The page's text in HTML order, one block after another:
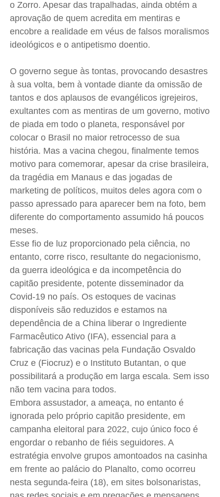
Wanda Sily
Anuncie
Expediente
Contato
Anuncie
Termos de Uso
Privacidade
Wanda Sily
Anuncie
Expediente
Contato
Anuncie
Termos de Uso
Privacidade
Wanda Sily
Anuncie
Expediente
Contato
Anuncie
Termos de Uso
Privacidade
Wanda Sily
Anuncie
Expediente
Contato
Anuncie
Termos de Uso
Privacidade
o Zorro. Apesar das trapalhadas, ainda obtém a
aprovação de quem acredita em mentiras e
encobre a realidade em véus de falsos moralismos
ideológicos e o antipetismo doentio.
O governo segue às tontas, provocando desastres
à sua volta, bem à vontade diante da omissão de
tantos e dos aplausos de evangélicos igrejeiros,
exultantes com as mentiras de um governo, motivo
de piada em todo o planeta, responsável por
colocar o Brasil no maior retrocesso de sua
história. Mas a vacina chegou, finalmente temos
motivo para comemorar, apesar da crise brasileira,
da tragédia em Manaus e das jogadas de
marketing de políticos, muitos deles agora com o
passo apressado para aparecer bem na foto, bem
diferente do comportamento assumido há poucos
meses.
Esse fio de luz proporcionado pela ciência, no
entanto, corre risco, resultante do negacionismo,
da guerra ideológica e da incompetência do
capitão presidente, potente disseminador da
Covid-19 no país. Os estoques de vacinas
disponíveis são reduzidos e estamos na
dependência de a China liberar o Ingrediente
Farmacêutico Ativo (IFA), essencial para a
fabricação das vacinas pela Fundação Osvaldo
Cruz e (Fiocruz) e o Instituto Butantan, o que
possibilitará a produção em larga escala. Sem isso
não tem vacina para todos.
Embora assustador, a ameaça, no entanto é
ignorada pelo próprio capitão presidente, em
campanha eleitoral para 2022, cujo único foco é
engordar o rebanho de fiéis seguidores. A
estratégia envolve grupos amontoados na casinha
em frente ao palácio do Planalto, como ocorreu
nesta segunda-feira (18), em sites bolsonaristas,